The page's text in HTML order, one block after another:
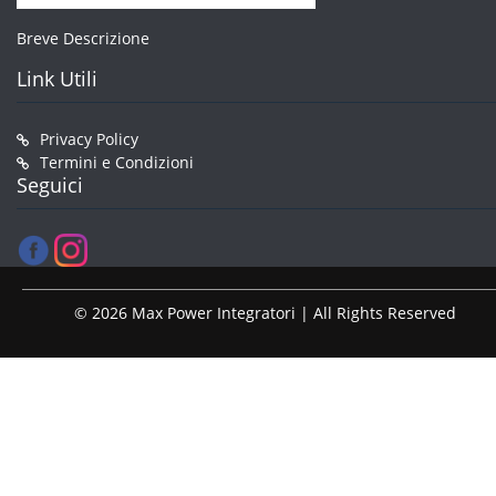
Breve Descrizione
Link Utili
Privacy Policy
Termini e Condizioni
Seguici
© 2026 Max Power Integratori | All Rights Reserved